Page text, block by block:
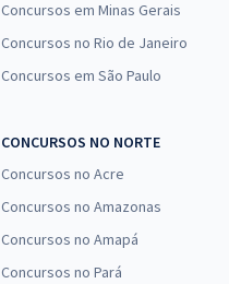
Concursos em Minas Gerais
Concursos no Rio de Janeiro
Concursos em São Paulo
CONCURSOS NO NORTE
Concursos no Acre
Concursos no Amazonas
Concursos no Amapá
Concursos no Pará